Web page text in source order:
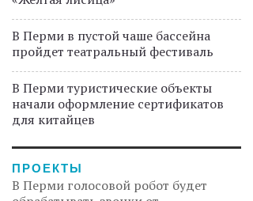
В Перми в пустой чаше бассейна
пройдет театральный фестиваль
В Перми туристические объекты
начали оформление сертификатов
для китайцев
ПРОЕКТЫ
В Перми голосовой робот будет